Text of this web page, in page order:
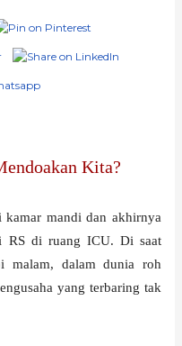
Kita?
kamar mandi dan akhirnya
RS di ruang ICU. Di saat
malam, dalam dunia roh
yang terbaring tak